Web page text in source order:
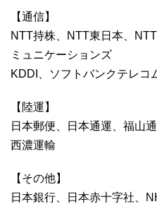
【通信】
NTT持株、NTT東日本、
ミュニケーションズ
KDDI、ソフトバンクテレコ
【陸運】
日本郵便、日本通運、福山
西濃運輸
【その他】
日本銀行、日本赤十字社、